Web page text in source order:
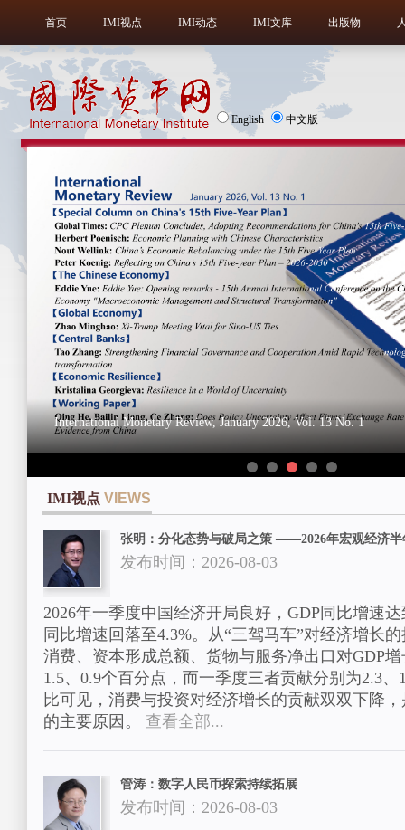
首页 IMI视点 IMI动态 IMI文库 出版物
English 中文版
International Monetary Review, January 2026, Vol. 13 No. 1
International Monetary Review, October 2025, Vol. 12 No. 4
IMI视点 VIEWS
张明：分化态势与破局之策 ——2026年宏观经济半
发布时间：2026-08-03
2026年一季度中国经济开局良好，GDP同比增速
同比增速回落至4.3%。从“三驾马车”对经济增长
消费、资本形成总额、货物与服务净出口对GDP
1.5、0.9个百分点，而一季度三者贡献分别为2.3、
比可见，消费与投资对经济增长的贡献双双下降
的主要原因。
查看全部...
管涛：数字人民币探索持续拓展
发布时间：2026-08-03